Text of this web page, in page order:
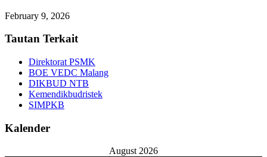
February 9, 2026
Tautan Terkait
Direktorat PSMK
BOE VEDC Malang
DIKBUD NTB
Kemendikbudristek
SIMPKB
Kalender
August 2026